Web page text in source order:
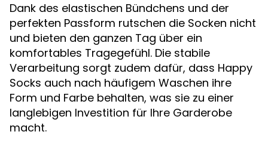
Dank des elastischen Bündchens und der
perfekten Passform rutschen die Socken nicht
und bieten den ganzen Tag über ein
komfortables Tragegefühl. Die stabile
Verarbeitung sorgt zudem dafür, dass Happy
Socks auch nach häufigem Waschen ihre
Form und Farbe behalten, was sie zu einer
langlebigen Investition für Ihre Garderobe
macht.